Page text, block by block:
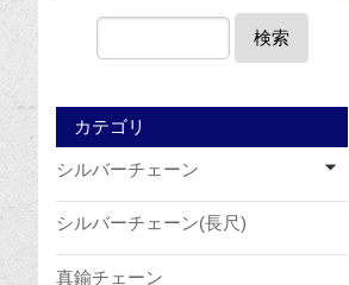
検索
カテゴリ
シルバーチェーン
シルバーチェーン(長尺)
真鍮チェーン